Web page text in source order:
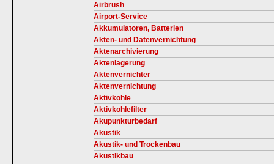
Airbrush
Airport-Service
Akkumulatoren, Batterien
Akten- und Datenvernichtung
Aktenarchivierung
Aktenlagerung
Aktenvernichter
Aktenvernichtung
Aktivkohle
Aktivkohlefilter
Akupunkturbedarf
Akustik
Akustik- und Trockenbau
Akustikbau